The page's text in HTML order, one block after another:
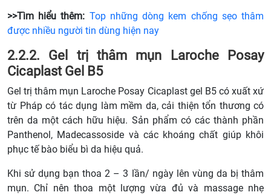
>>Tìm hiểu thêm: Top những dòng kem chống sẹo thâm
được nhiều người tin dùng hiện nay
2.2.2. Gel trị thâm mụn Laroche Posay
Cicaplast Gel B5
Gel trị thâm mụn Laroche Posay Cicaplast gel B5 có xuất xứ
từ Pháp có tác dụng làm mềm da, cải thiện tổn thương có
trên da một cách hữu hiệu. Sản phẩm có các thành phần
Panthenol, Madecassoside và các khoáng chất giúp khôi
phục tế bào biểu bì da hiệu quả.
Khi sử dụng bạn thoa 2 – 3 lần/ ngày lên vùng da bị thâm
mụn. Chỉ nên thoa một lượng vừa đủ và massage nhẹ